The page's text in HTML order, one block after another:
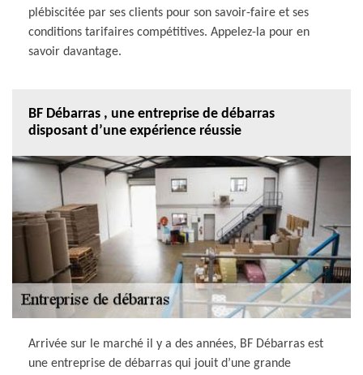
plébiscitée par ses clients pour son savoir-faire et ses
conditions tarifaires compétitives. Appelez-la pour en
savoir davantage.
BF Débarras , une entreprise de débarras
disposant d’une expérience réussie
Arrivée sur le marché il y a des années, BF Débarras est
une entreprise de débarras qui jouit d’une grande